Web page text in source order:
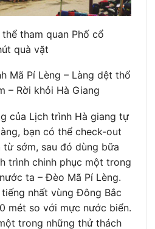
tham quan Phố cổ
quà vặt
Mã Pí Lèng – Làng dệt thổ
– Rời khỏi Hà Giang
của Lịch trình Hà giang tự
bạn có thể check-out
sớm, sau đó dùng bữa
trình chinh phục một trong
ta – Đèo Mã Pí Lèng.
nhất vùng Đông Bắc
mét so với mực nước biển.
trong những thử thách